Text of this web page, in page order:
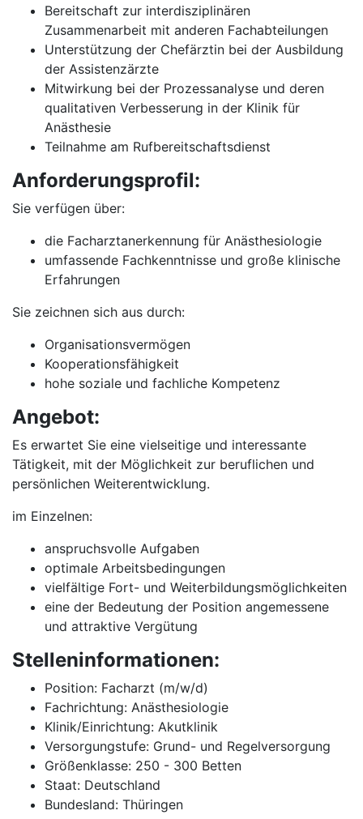
Bereitschaft zur interdisziplinären
Zusammenarbeit mit anderen Fachabteilungen
Unterstützung der Chefärztin bei der Ausbildung
der Assistenzärzte
Mitwirkung bei der Prozessanalyse und deren
qualitativen Verbesserung in der Klinik für
Anästhesie
Teilnahme am Rufbereitschaftsdienst
Anforderungsprofil:
Sie verfügen über:
die Facharztanerkennung für Anästhesiologie
umfassende Fachkenntnisse und große klinische
Erfahrungen
Sie zeichnen sich aus durch:
Organisationsvermögen
Kooperationsfähigkeit
hohe soziale und fachliche Kompetenz
Angebot:
Es erwartet Sie eine vielseitige und interessante
Tätigkeit, mit der Möglichkeit zur beruflichen und
persönlichen Weiterentwicklung.
im Einzelnen:
anspruchsvolle Aufgaben
optimale Arbeitsbedingungen
vielfältige Fort- und Weiterbildungsmöglichkeiten
eine der Bedeutung der Position angemessene
und attraktive Vergütung
Stelleninformationen:
Position: Facharzt (m/w/d)
Fachrichtung: Anästhesiologie
Klinik/Einrichtung: Akutklinik
Versorgungstufe: Grund- und Regelversorgung
Größenklasse: 250 - 300 Betten
Staat: Deutschland
Bundesland: Thüringen